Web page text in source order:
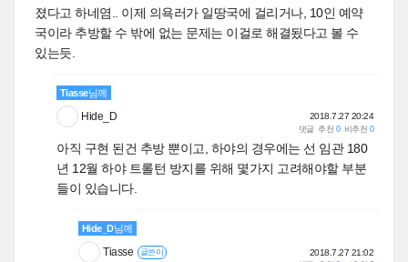
졌다고 하네염.. 이제 의욕러가 일땅국에 걸리거나, 10인 예약
국이라 추방할 수 밖에 없는 문제는 이걸로 해결됬다고 볼 수
있는듯.
Tiasse님께
Hide_D 2018.7.27 20:24
댓글 추천 0 비추천 0
아직 구현 된건 추방 뿐이고, 하야의 경우에는 선 임관 180
년 12월 하야 트롤턴 방지를 위해 몇가지 고려해야할 부분
들이 있습니다.
Hide_D님께
Tiasse 글쓴이 2018.7.27 21:02